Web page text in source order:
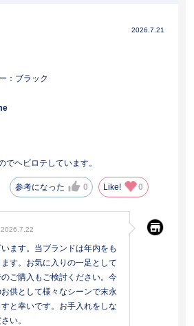
2026.7.21
：ブラック
でヘビロテしています。
参考になった 0 Like! 0
2026.7.22
ます。当ブランドは年内をも
す。お気に入りの一足として
ご購入もご検討ください。今
供として様々なシーンで末永
と幸いです。お手入れをしな
い。